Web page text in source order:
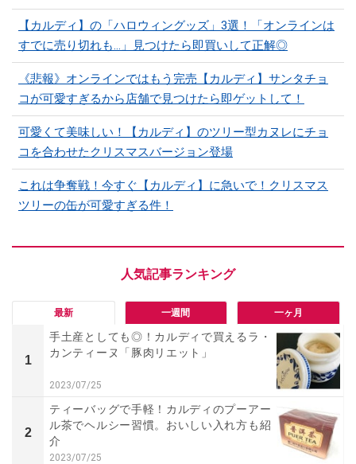
【カルディ】の「ハロウィングッズ」3選！「オンラインは
すでに売り切れも…」見つけたら即買いして正解◎
《悲報》オンラインではもう完売【カルディ】サンタチョ
コが可愛すぎるから店舗で見つけたら即ゲットして！
可愛くて美味しい！【カルディ】のツリー型カヌレにチョ
コを合わせたクリスマスバージョン登場
これは争奪戦！今すぐ【カルディ】に急いで！クリスマス
ツリーの缶が可愛すぎる件！
最新 一週間 一ヶ月
1
手土産としても◎！カルディで買えるラ・
カンティーヌ「豚肉リエット」
2023/07/25
2
ティーバッグで手軽！カルディのプーアー
ル茶でヘルシー習慣。おいしい入れ方も紹
介
2023/07/25